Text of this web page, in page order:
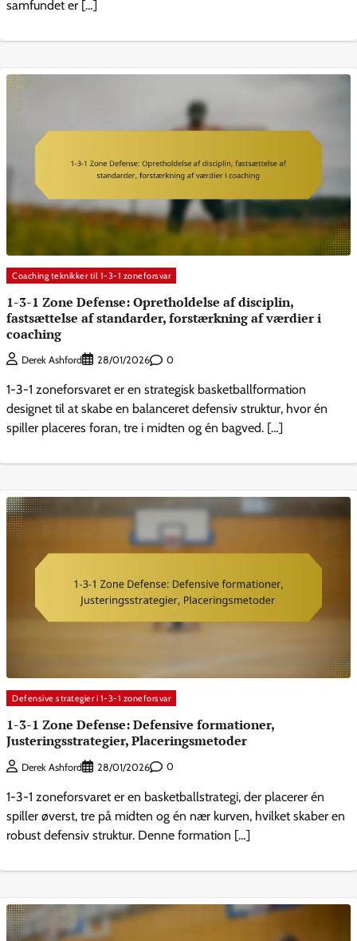
samfundet er […]
Coaching teknikker til 1-3-1 zoneforsvar
1-3-1 Zone Defense: Opretholdelse af disciplin,
fastsættelse af standarder, forstærkning af værdier i
coaching
Derek Ashford 28/01/2026 0
1-3-1 zoneforsvaret er en strategisk basketballformation
designet til at skabe en balanceret defensiv struktur, hvor én
spiller placeres foran, tre i midten og én bagved. […]
Defensive strategier i 1-3-1 zoneforsvar
1-3-1 Zone Defense: Defensive formationer,
Justeringsstrategier, Placeringsmetoder
Derek Ashford 28/01/2026 0
1-3-1 zoneforsvaret er en basketballstrategi, der placerer én
spiller øverst, tre på midten og én nær kurven, hvilket skaber en
robust defensiv struktur. Denne formation […]